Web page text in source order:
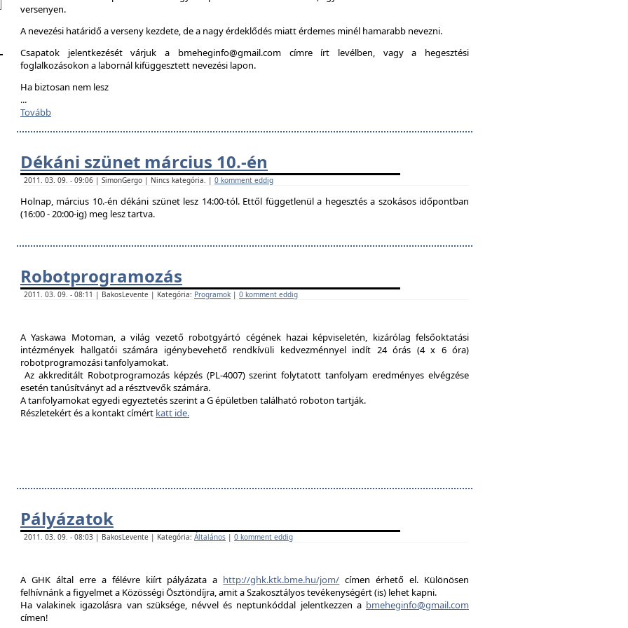
versenyen.
A nevezési határidő a verseny kezdete, de a nagy érdeklődés miatt érdemes minél hamarabb nevezni.
Csapatok jelentkezését várjuk a bmeheginfo@gmail.com címre írt levélben, vagy a hegesztési
foglalkozásokon a labornál kifüggesztett nevezési lapon.
Ha biztosan nem lesz
...
Tovább
Dékáni szünet március 10.-én
2011. 03. 09. - 09:06 | SimonGergo | Nincs kategória. | 0 komment eddig
Holnap, március 10.-én dékáni szünet lesz 14:00-tól. Ettől függetlenül a hegesztés a szokásos időpontban
(16:00 - 20:00-ig) meg lesz tartva.
Robotprogramozás
2011. 03. 09. - 08:11 | BakosLevente | Kategória: Programok | 0 komment eddig
A Yaskawa Motoman, a világ vezető robotgyártó cégének hazai képviseletén, kizárólag felsőoktatási
intézmények hallgatói számára igénybevehető rendkívüli kedvezménnyel indít 24 órás (4 x 6 óra)
robotprogramozási tanfolyamokat.
Az akkreditált Robotprogramozás képzés (PL-4007) szerint folytatott tanfolyam eredményes elvégzése
esetén tanúsítványt ad a résztvevők számára.
A tanfolyamokat egyedi egyeztetés szerint a G épületben található roboton tartják.
Részletekért és a kontakt címért katt ide.
Pályázatok
2011. 03. 09. - 08:03 | BakosLevente | Kategória: Általános | 0 komment eddig
A GHK által erre a félévre kiírt pályázata a http://ghk.ktk.bme.hu/jom/ címen érhető el. Különösen
felhívnánk a figyelmet a Közösségi Ösztöndíjra, amit a Szakosztályos tevékenységért (is) lehet kapni.
Ha valakinek igazolásra van szüksége, névvel és neptunkóddal jelentkezzen a bmeheginfo@gmail.com
címen!